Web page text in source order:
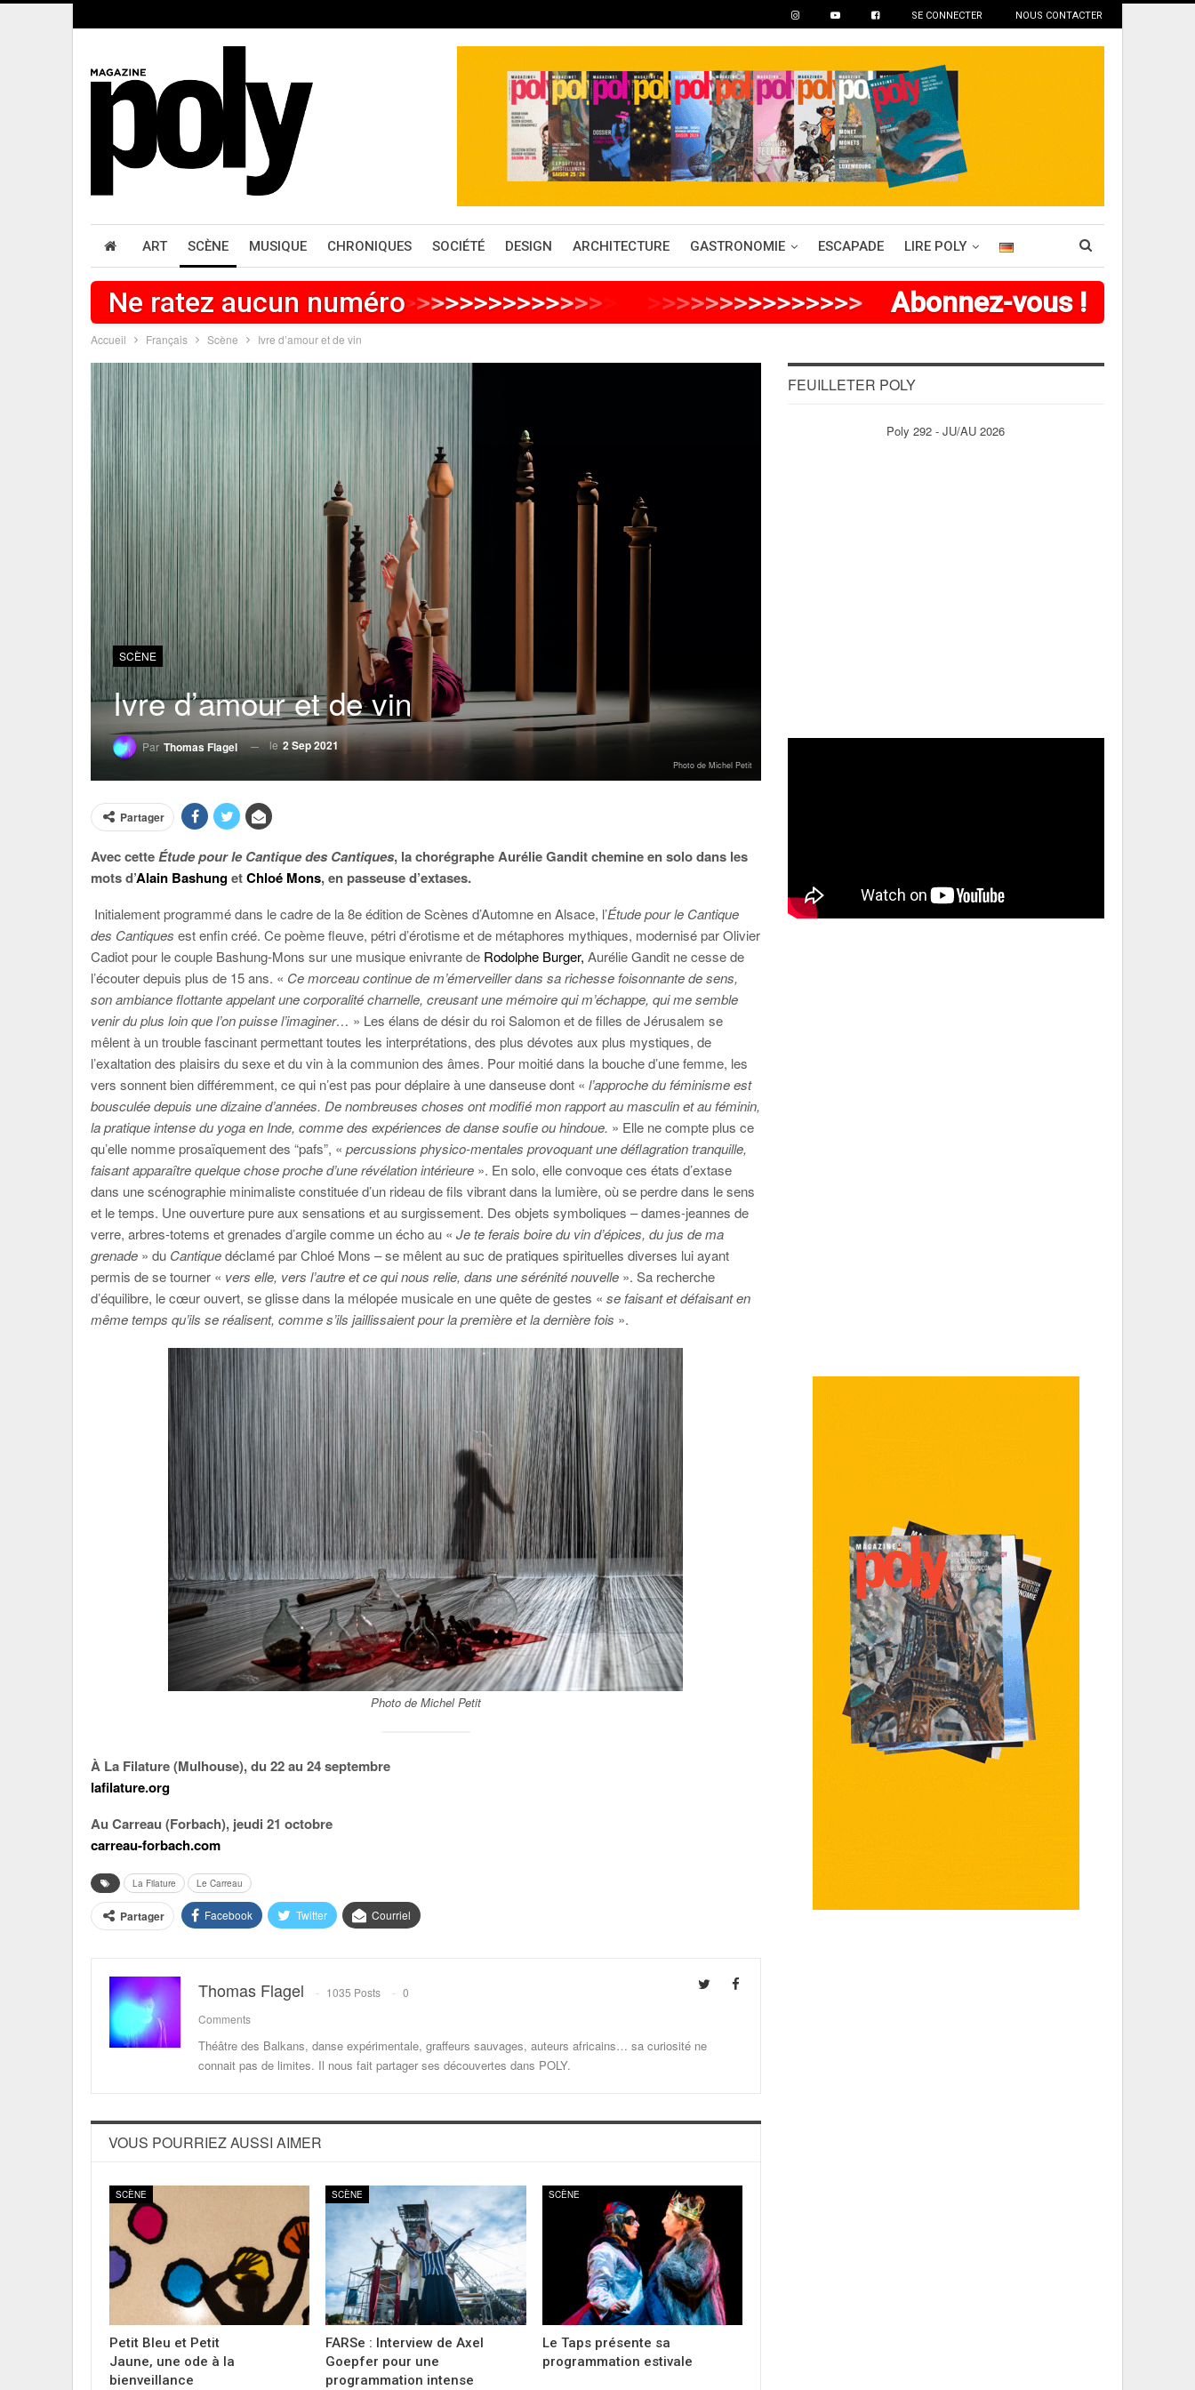
SE CONNECTER NOUS CONTACTER
ART SCÈNE MUSIQUE CHRONIQUES SOCIÉTÉ DESIGN ARCHITECTURE GASTRONOMIE ESCAPADE LIRE POLY
Ne ratez aucun numéro>>>>>>>>>>>>>> >>>>>>>>> >>>>> Abonnez-vous !
Accueil Français Scène Ivre d’amour et de vin
SCÈNE
Ivre d’amour et de vin
Par Thomas Flagel le2 Sep 2021
Photo de Michel Petit
Partager
Avec cetteÉtude pour le Cantique des Cantiques, la chorégraphe Aurélie Gandit chemine en solo dans les
mots d’Alain BashungetChloé Mons, en passeuse d’extases.
Initialement programmé dans le cadre de la 8e édition de Scènes d’Automne en Alsace, l’Étude pour le Cantique
des Cantiques est enfin créé. Ce poème fleuve, pétri d’érotisme et de métaphores mythiques, modernisé par Olivier
Cadiot pour le couple Bashung-Mons sur une musique enivrante de Rodolphe Burger, Aurélie Gandit ne cesse de
l’écouter depuis plus de 15 ans. « Ce morceau continue de m’émerveiller dans sa richesse foisonnante de sens,
son ambiance flottante appelant une corporalité charnelle, creusant une mémoire qui m’échappe, qui me semble
venir du plus loin que l’on puisse l’imaginer… » Les élans de désir du roi Salomon et de filles de Jérusalem se
mêlent à un trouble fascinant permettant toutes les interprétations, des plus dévotes aux plus mystiques, de
l’exaltation des plaisirs du sexe et du vin à la communion des âmes. Pour moitié dans la bouche d’une femme, les
vers sonnent bien différemment, ce qui n’est pas pour déplaire à une danseuse dont « l’approche du féminisme est
bousculée depuis une dizaine d’années. De nombreuses choses ont modifié mon rapport au masculin et au féminin,
la pratique intense du yoga en Inde, comme des expériences de danse soufie ou hindoue. » Elle ne compte plus ce
qu’elle nomme prosaïquement des “pafs”, « percussions physico-mentales provoquantune déflagration tranquille,
faisant apparaître quelque chose proche d’une révélation intérieure ». En solo, elle convoque ces états d’extase
dans une scénographie minimaliste constituée d’un rideau de fils vibrant dans la lumière, où se perdre dans le sens
et le temps. Une ouverture pure aux sensations et au surgissement. Des objets symboliques – dames-jeannes de
verre, arbres-totems et grenades d’argile comme un écho au « Je te ferais boire du vin d’épices, du jus de ma
grenade » du Cantiquedéclamé par Chloé Mons – se mêlent au suc de pratiques spirituelles diverses lui ayant
permis de se tourner « vers elle, vers l’autre et ce qui nous relie, dans une sérénité nouvelle ». Sa recherche
d’équilibre, le cœur ouvert, se glisse dans la mélopée musicale en une quête de gestes « se faisant et défaisant en
même temps qu’ils se réalisent, comme s’ils jaillissaient pour la première et la dernière fois ».
Photo de Michel Petit
À La Filature (Mulhouse), du 22 au 24 septembre
lafilature.org
Au Carreau (Forbach), jeudi 21 octobre
carreau-forbach.com
La Filature Le Carreau
Partager Facebook Twitter Courriel
Thomas Flagel 1035 Posts
0
Comments
Théâtre des Balkans, danse expérimentale, graffeurs sauvages, auteurs africains… sa curiosité ne
connait pas de limites. Il nous fait partager ses découvertes dans POLY.
VOUS POURRIEZ AUSSI AIMER
SCÈNE
Petit Bleu et Petit
Jaune, une ode à la
bienveillance
SCÈNE
FARSe : Interview de Axel
Goepfer pour une
programmation intense
SCÈNE
Le Taps présente sa
programmation estivale
FEUILLETER POLY
Poly 292 - JU/AU 2026